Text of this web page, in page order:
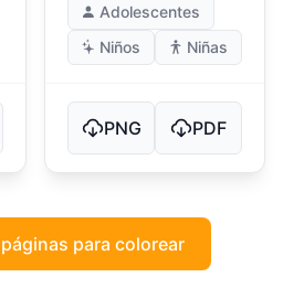
Adolescentes
Niños
Niñas
PNG PDF
para colorear